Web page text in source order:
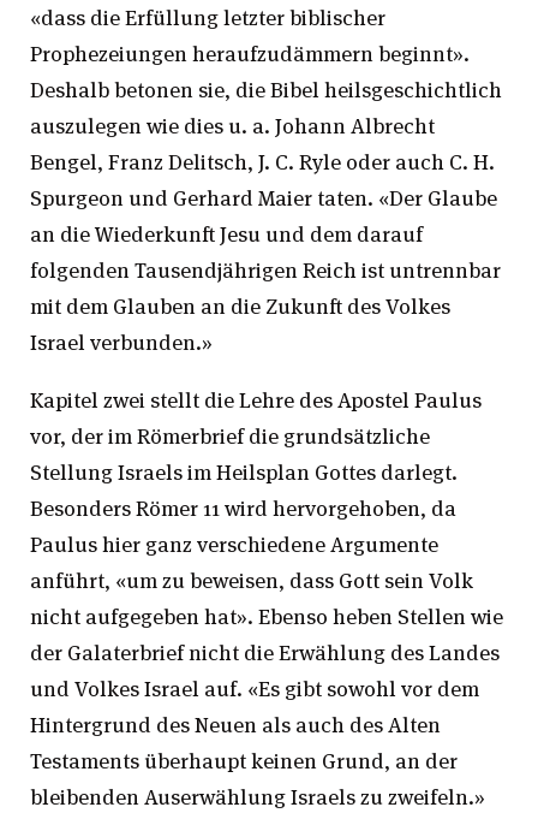
«dass die Erfüllung letzter biblischer
Prophezeiungen heraufzudämmern beginnt».
Deshalb betonen sie, die Bibel heilsgeschichtlich
auszulegen wie dies u. a. Johann Albrecht
Bengel, Franz Delitsch, J. C. Ryle oder auch C. H.
Spurgeon und Gerhard Maier taten. «Der Glaube
an die Wiederkunft Jesu und dem darauf
folgenden Tausendjährigen Reich ist untrennbar
mit dem Glauben an die Zukunft des Volkes
Israel verbunden.»
Kapitel zwei stellt die Lehre des Apostel Paulus
vor, der im Römerbrief die grundsätzliche
Stellung Israels im Heilsplan Gottes darlegt.
Besonders Römer 11 wird hervorgehoben, da
Paulus hier ganz verschiedene Argumente
anführt, «um zu beweisen, dass Gott sein Volk
nicht aufgegeben hat». Ebenso heben Stellen wie
der Galaterbrief nicht die Erwählung des Landes
und Volkes Israel auf. «Es gibt sowohl vor dem
Hintergrund des Neuen als auch des Alten
Testaments überhaupt keinen Grund, an der
bleibenden Auserwählung Israels zu zweifeln.»